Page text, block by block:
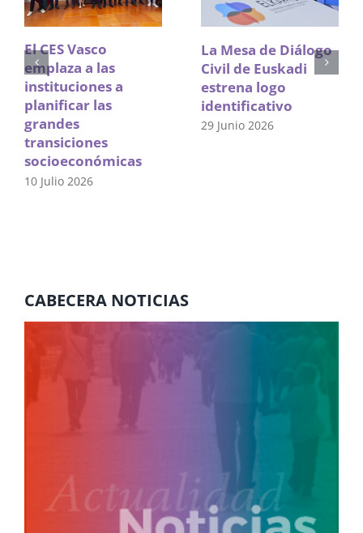
El CES Vasco
emplaza a las
instituciones a
planificar las
grandes
transiciones
socioeconómicas
10 Julio 2026
La Mesa de Diálogo
Civil de Euskadi
estrena logo
identificativo
29 Junio 2026
CABECERA NOTICIAS